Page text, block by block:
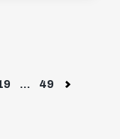
... 49 Next